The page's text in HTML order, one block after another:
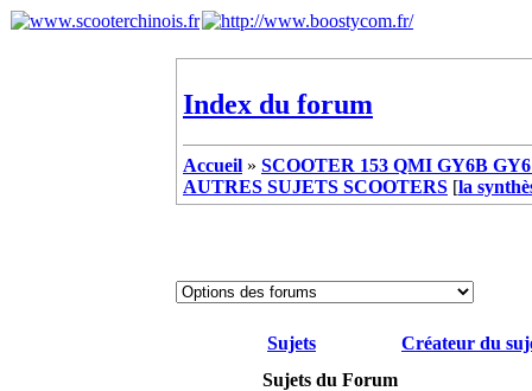
Index du forum
Accueil » SCOOTER 153 QMI GY6B
AUTRES SUJETS SCOOTERS [la
Sujets
Créateur du
Sujets du Forum